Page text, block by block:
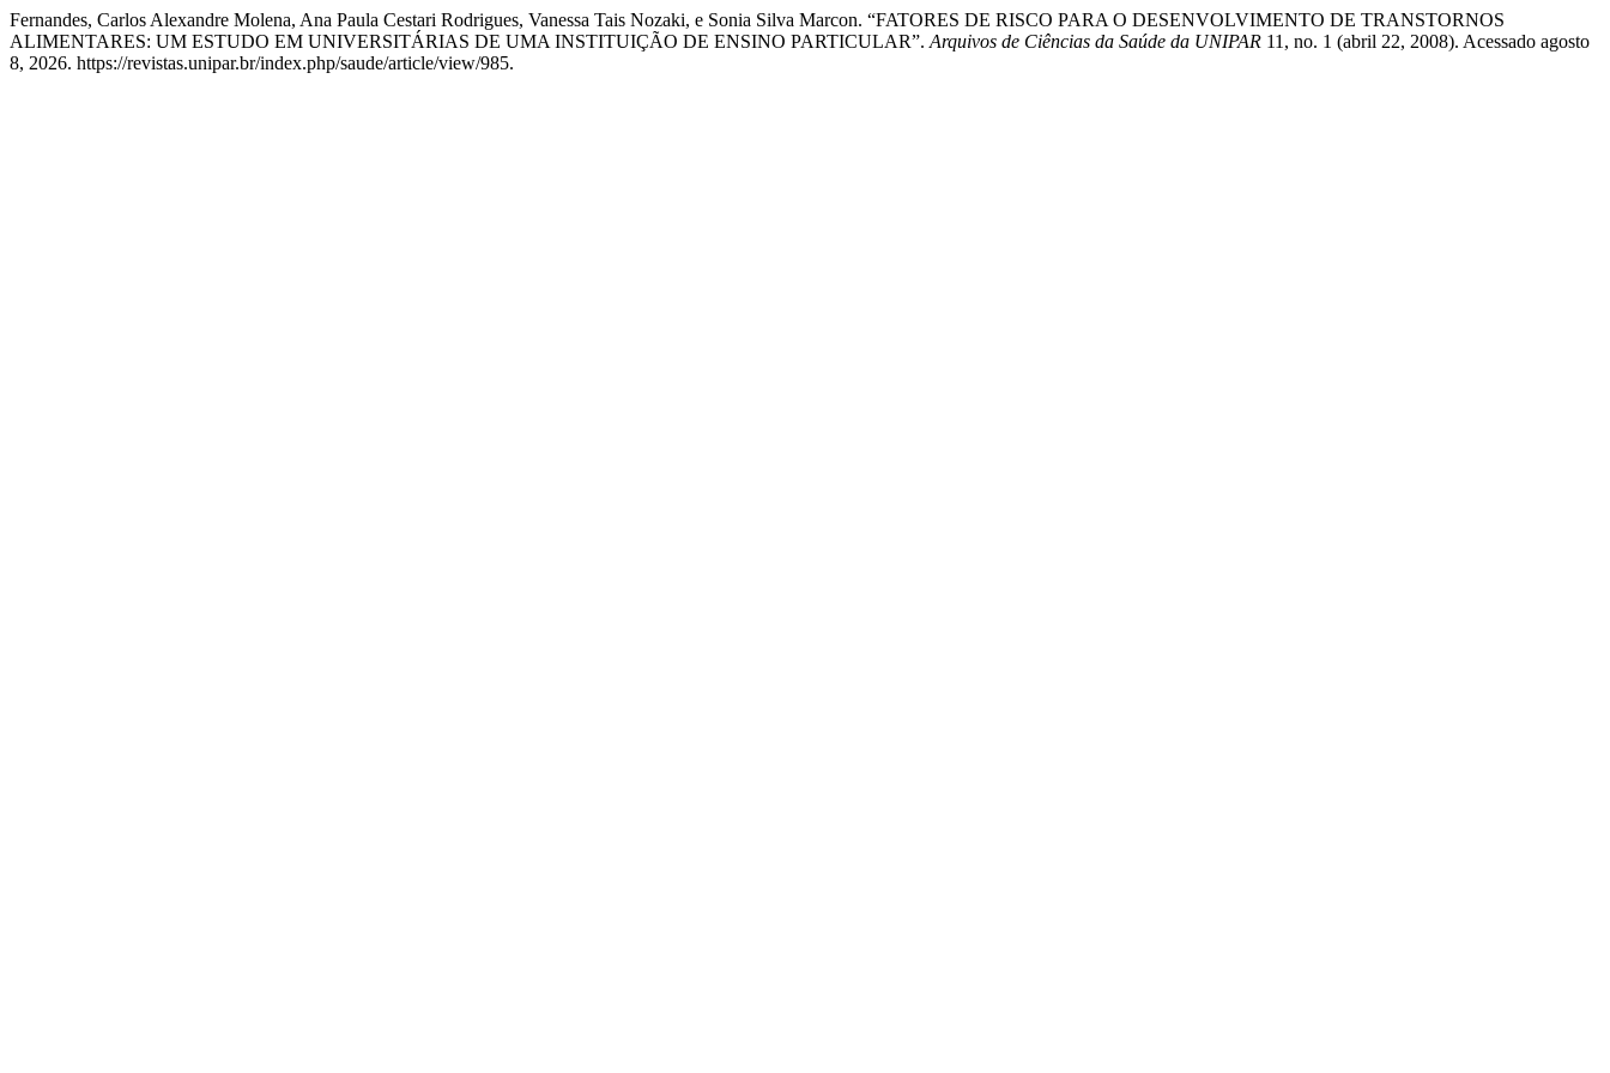
Fernandes, Carlos Alexandre Molena, Ana Paula Cestari Rodrigues, Vanessa Tais Nozaki, e Sonia Silva Marcon. “FATORES DE RISCO PARA O DESENVOLVIMENTO DE TRANSTORNOS
ALIMENTARES: UM ESTUDO EM UNIVERSITÁRIAS DE UMA INSTITUIÇÃO DE ENSINO PARTICULAR”. Arquivos de Ciências da Saúde da UNIPAR 11, no. 1 (abril 22, 2008). Acessado agosto
8, 2026. https://revistas.unipar.br/index.php/saude/article/view/985.